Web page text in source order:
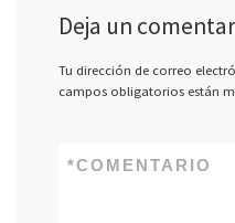
Deja un
Tu dirección de correo
campos obligatorios están
COMENTARIO
*